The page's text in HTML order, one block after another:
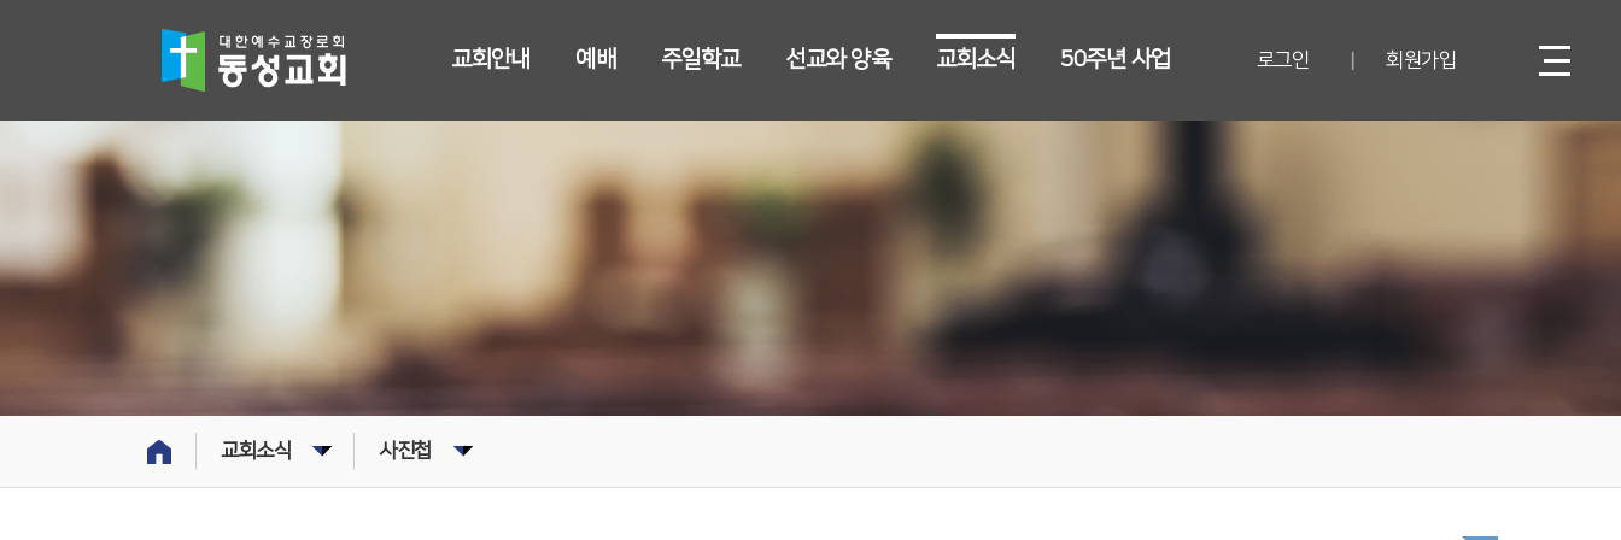
교회안내 예배 주일학교 선교와 양육 교회소식 50주년 사업 로그인 회원가입
교회소식 사진첩